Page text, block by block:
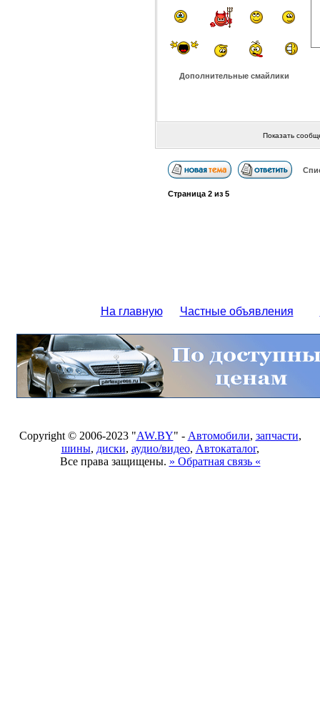
Дополнительные смайлики
Показать
Страница 2из 5
На главную Частные объявления
Copyright © 2006-2023 "AW.BY" - Автомобили, запчасти,
шины, диски, аудио/видео, Автокаталог,
Все права защищены. » Обратная связь «